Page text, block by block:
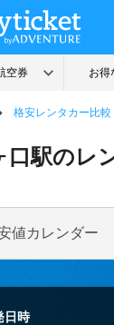
格安レンタカー比較
口駅のレ
値カレンダー
日時